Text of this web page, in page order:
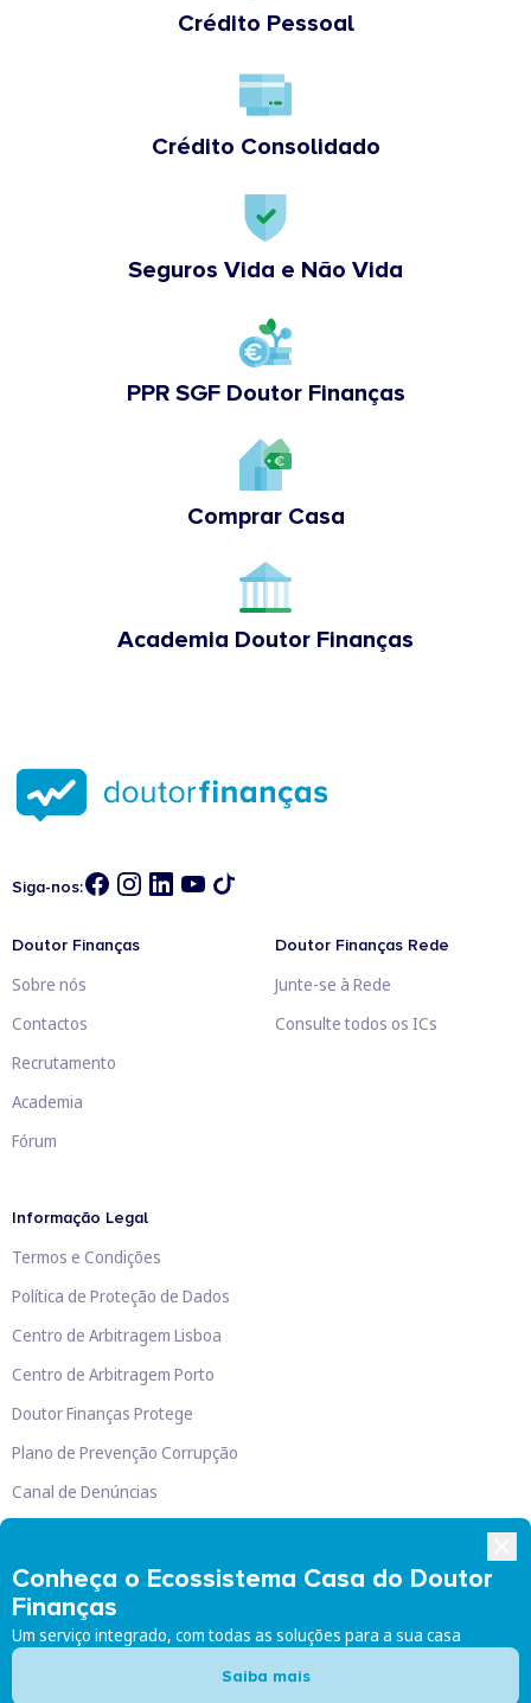
Crédito Pessoal
Crédito Consolidado
Seguros Vida e Não Vida
PPR SGF Doutor Finanças
Comprar Casa
Academia Doutor Finanças
Conheça o Ecossistema Casa do Doutor
Finanças
Um serviço integrado, com todas as soluções para a sua casa
Saiba mais
Siga-nos:
Doutor Finanças
Sobre nós
Contactos
Recrutamento
Academia
Fórum
Doutor Finanças Rede
Junte-se à Rede
Consulte todos os ICs
Informação Legal
Termos e Condições
Política de Proteção de Dados
Centro de Arbitragem Lisboa
Centro de Arbitragem Porto
Doutor Finanças Protege
Plano de Prevenção Corrupção
Canal de Denúncias
Doutor Finanças, Lda